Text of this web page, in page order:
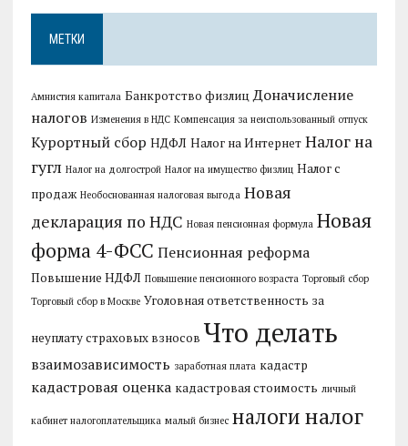
МЕТКИ
Амнистия капитала Банкротство физлиц Доначисление
налогов Изменения в НДС Компенсация за неиспользованный отпуск
Курортный сбор НДФЛ Налог на Интернет Налог на
гугл Налог на долгострой Налог на имущество физлиц Налог с
продаж Необоснованная налоговая выгода Новая
декларация по НДС Новая пенсионная формула Новая
форма 4-ФСС Пенсионная реформа
Повышение НДФЛ Повышение пенсионного возраста Торговый сбор
Торговый сбор в Москве Уголовная ответственность за
неуплату страховых взносов Что делать
взаимозависимость заработная плата кадастр
кадастровая оценка кадастровая стоимость личный
кабинет налогоплательщика малый бизнес налоги налог